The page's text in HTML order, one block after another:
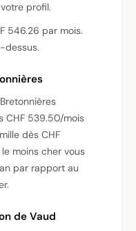
profil.
546.26 par mois.
dessus.
CHF 539.50/mois
dès CHF
moins cher vous
par rapport au
de Vaud